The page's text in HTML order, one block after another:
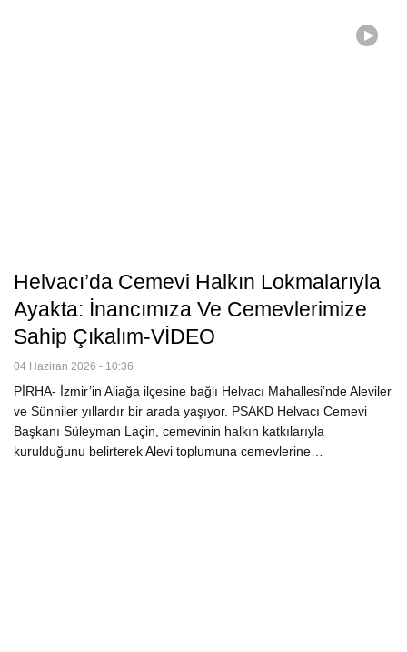
Helvacı’da Cemevi Halkın Lokmalarıyla
Ayakta: İnancımıza Ve Cemevlerimize
Sahip Çıkalım-VİDEO
04 Haziran 2026 - 10:36
PİRHA- İzmir’in Aliağa ilçesine bağlı Helvacı Mahallesi’nde Aleviler
ve Sünniler yıllardır bir arada yaşıyor. PSAKD Helvacı Cemevi
Başkanı Süleyman Laçin, cemevinin halkın katkılarıyla
kurulduğunu belirterek Alevi toplumuna cemevlerine…